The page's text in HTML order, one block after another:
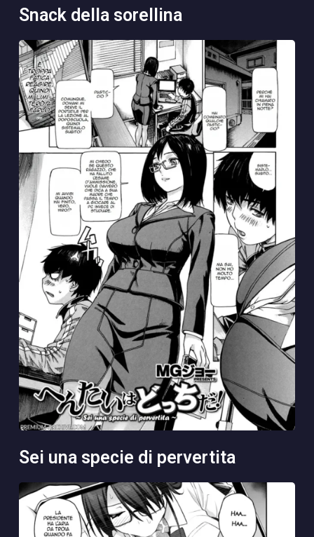
snack della sorellina
sei una specie di pervertita